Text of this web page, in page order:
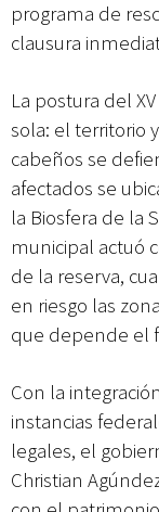
programa de
clausura
La postura del
sola: el territorio
cabeños se
afectados se
la Biosfera de la
municipal actuó
de la reserva,
en riesgo las
que depende el
Con la
instancias
legales, el
Christian